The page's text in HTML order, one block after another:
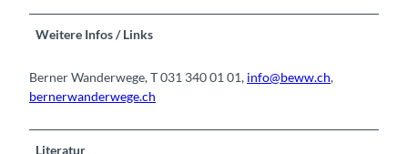
Weitere Infos / Links
Berner Wanderwege, T 031 340 01 01, info@beww.ch,
bernerwanderwege.ch
Literatur